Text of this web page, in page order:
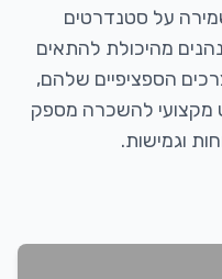
על סטנדרטים
מהיכולת להתאים
הספציפיים שלהם,
מקצועי להשכרה מספק
וגמישות.